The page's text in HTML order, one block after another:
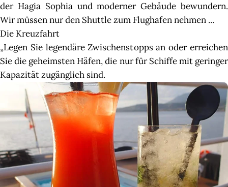
der Hagia Sophia und moderner Gebäude bewundern.
Wir müssen nur den Shuttle zum Flughafen nehmen ...
Die Kreuzfahrt
„Legen Sie legendäre Zwischenstopps an oder erreichen
Sie die geheimsten Häfen, die nur für Schiffe mit geringer
Kapazität zugänglich sind.